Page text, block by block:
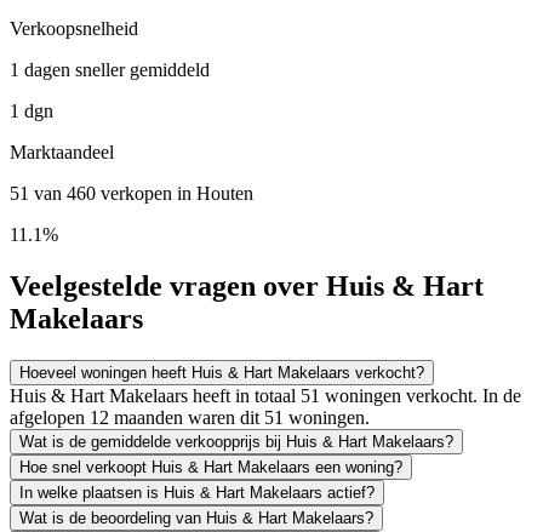
Verkoopsnelheid
1 dagen sneller gemiddeld
1 dgn
Marktaandeel
51 van 460 verkopen in Houten
11.1%
Veelgestelde vragen over Huis & Hart
Makelaars
Hoeveel woningen heeft Huis & Hart Makelaars verkocht?
Huis & Hart Makelaars heeft in totaal 51 woningen verkocht. In de
afgelopen 12 maanden waren dit 51 woningen.
Wat is de gemiddelde verkoopprijs bij Huis & Hart Makelaars?
Hoe snel verkoopt Huis & Hart Makelaars een woning?
In welke plaatsen is Huis & Hart Makelaars actief?
Wat is de beoordeling van Huis & Hart Makelaars?